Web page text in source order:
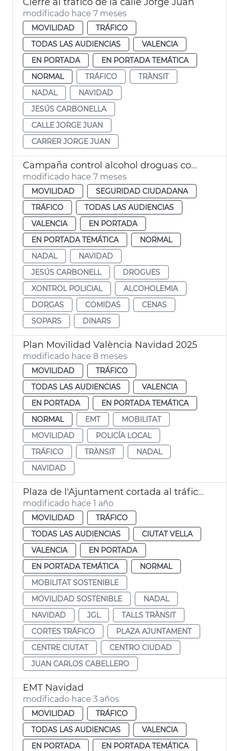
modificado hace 7 meses
MOVILIDAD
TRÁFICO
TODAS LAS AUDIENCIAS
VALENCIA
EN PORTADA
EN PORTADA TEMÁTICA
NORMAL
TRÁFICO
TRÀNSIT
NADAL
NAVIDAD
JESÚS CARBONELLA
CALLE JORGE JUAN
CARRER JORGE JUAN
Campaña control alcohol droguas comidas empresa Navidad
modificado hace 7 meses
MOVILIDAD
SEGURIDAD CIUDADANA
TRÁFICO
TODAS LAS AUDIENCIAS
VALENCIA
EN PORTADA
EN PORTADA TEMÁTICA
NORMAL
NADAL
NAVIDAD
JESÚS CARBONELL
DROGUES
XONTROL POLICIAL
ALCOHOLEMIA
DORGAS
COMIDAS
CENAS
SOPARS
DINARS
Plan Movilidad València Navidad 2025
modificado hace 8 meses
MOVILIDAD
TRÁFICO
TODAS LAS AUDIENCIAS
VALENCIA
EN PORTADA
EN PORTADA TEMÁTICA
NORMAL
EMT
MOBILITAT
MOVILIDAD
POLICÍA LOCAL
TRÁFICO
TRÀNSIT
NADAL
NAVIDAD
Plaza de l'Ajuntament cortada al tráfico por Navidad
modificado hace 1 año
MOVILIDAD
TRÁFICO
TODAS LAS AUDIENCIAS
CIUTAT VELLA
VALENCIA
EN PORTADA
EN PORTADA TEMÁTICA
NORMAL
MOBILITAT SOSTENIBLE
MOVILIDAD SOSTENIBLE
NADAL
NAVIDAD
JGL
TALLS TRÀNSIT
CORTES TRÁFICO
PLAZA AJUNTAMENT
CENTRE CIUTAT
CENTRO CIUDAD
JUAN CARLOS CABELLERO
EMT Navidad
modificado hace 3 años
MOVILIDAD
TRÁFICO
TODAS LAS AUDIENCIAS
VALENCIA
EN PORTADA
EN PORTADA TEMÁTICA